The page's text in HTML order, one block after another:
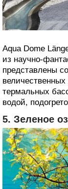
Aqua Dome
из научно-
представлены
термальных
водой,
5. Зеленое